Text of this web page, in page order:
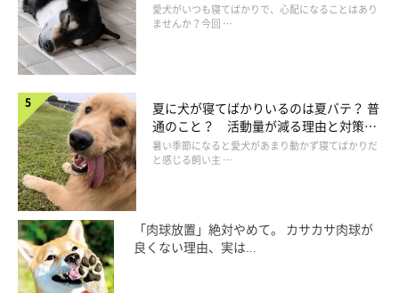
愛犬がいつも寝てばかりで、心配になることはあり
ませんか？今回 …
夏に犬が寝てばかりいるのは夏バテ？ 普
通のこと？ 活動量が減る理由と対策と
は
暑い季節になると愛犬があまり動かず寝てばかりだ
と感じる飼い主 …
「肉球放置」絶対やめて。 カサカサ肉球が
良くない理由、実は...